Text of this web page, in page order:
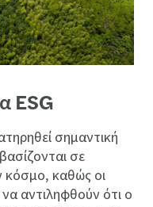
ESG
σημαντική
σε
κόσμο, καθώς οι
να αντιληφθούν ότι ο